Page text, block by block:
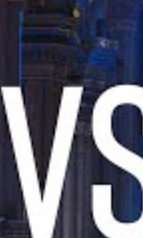
sekadar duel playoff
narasi
menjadi panggung
playoffs Major.
sekitar satu setengah
bahkan ia sempat